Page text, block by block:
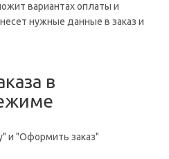
вариантах оплаты и
нужные данные в заказ и
в
и "Оформить заказ"